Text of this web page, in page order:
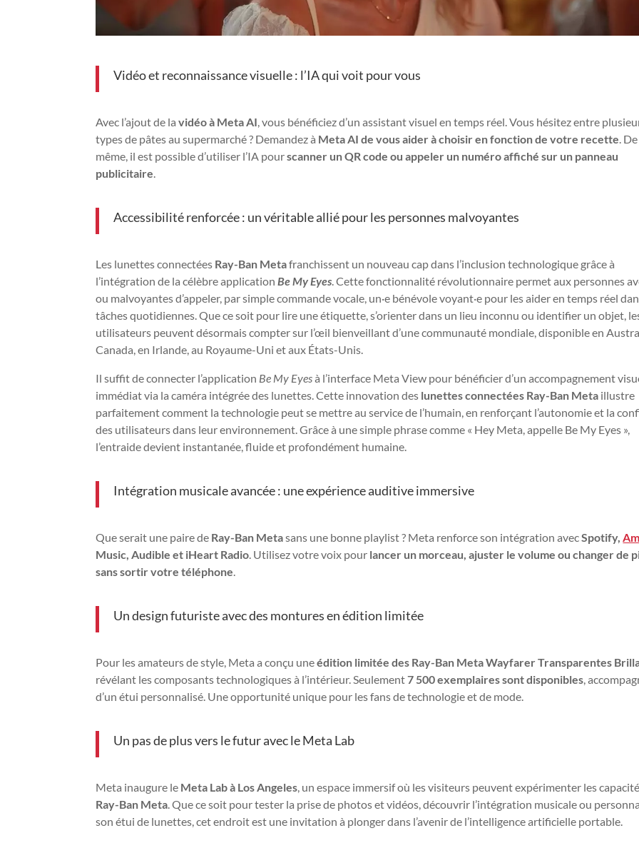
Vidéo et reconnaissance visuelle : l’IA qui voit pour vous
Avec l’ajout de lavidéo à Meta AI, vous bénéficiez d’un assistant visuel en temps réel. Vous hésitez entre
types de pâtes au supermarché ? Demandez à Meta AI de vous aider à choisir en fonction de votre recette. De
même, il est possible d’utiliser l’IA pourscanner un QR code ou appeler un numéro affiché sur un panneau
publicitaire.
Accessibilité renforcée : un véritable allié pour les personnes malvoyantes
Les lunettes connectées Ray-Ban Metafranchissent un nouveau cap dans l’inclusion technologique grâce à
l’intégration de la célèbre applicationBe My Eyes. Cette fonctionnalité révolutionnaire permet aux personnes
ou malvoyantes d’appeler, par simple commande vocale, un·e bénévole voyant·e pour les aider en temps réel
tâches quotidiennes. Que ce soit pour lire une étiquette, s’orienter dans un lieu inconnu ou identifier un objet,
utilisateurs peuvent désormais compter sur l’œil bienveillant d’une communauté mondiale, disponible en
Canada, en Irlande, au Royaume-Uni et aux États-Unis.
Il suffit de connecter l’application Be My Eyesà l’interface Meta View pour bénéficier d’un accompagnement
immédiat via la caméra intégrée des lunettes. Cette innovation des lunettes connectées Ray-Ban Meta illustre
parfaitement comment la technologie peut se mettre au service de l’humain, en renforçant l’autonomie et la
des utilisateurs dans leur environnement. Grâce à une simple phrase comme « Hey Meta, appelle Be My Eyes »,
l’entraide devient instantanée, fluide et profondément humaine.
Intégration musicale avancée : une expérience auditive immersive
Que serait une paire de Ray-Ban Metasans une bonne playlist ? Meta renforce son intégration avecSpotify,
Music, Audible et iHeart Radio. Utilisez votre voix pour lancer un morceau, ajuster le volume ou changer de
sans sortir votre téléphone.
Un design futuriste avec des montures en édition limitée
Pour les amateurs de style, Meta a conçu uneédition limitée des Ray-Ban Meta Wayfarer Transparentes
révélant les composants technologiques à l’intérieur. Seulement7 500 exemplaires sont disponibles,
d’un étui personnalisé. Une opportunité unique pour les fans de technologie et de mode.
Un pas de plus vers le futur avec le Meta Lab
Meta inaugure le Meta Lab à Los Angeles, un espace immersif où les visiteurs peuvent expérimenter les
Ray-Ban Meta. Que ce soit pour tester la prise de photos et vidéos, découvrir l’intégration musicale ou
son étui de lunettes, cet endroit est une invitation à plonger dans l’avenir de l’intelligence artificielle portable.